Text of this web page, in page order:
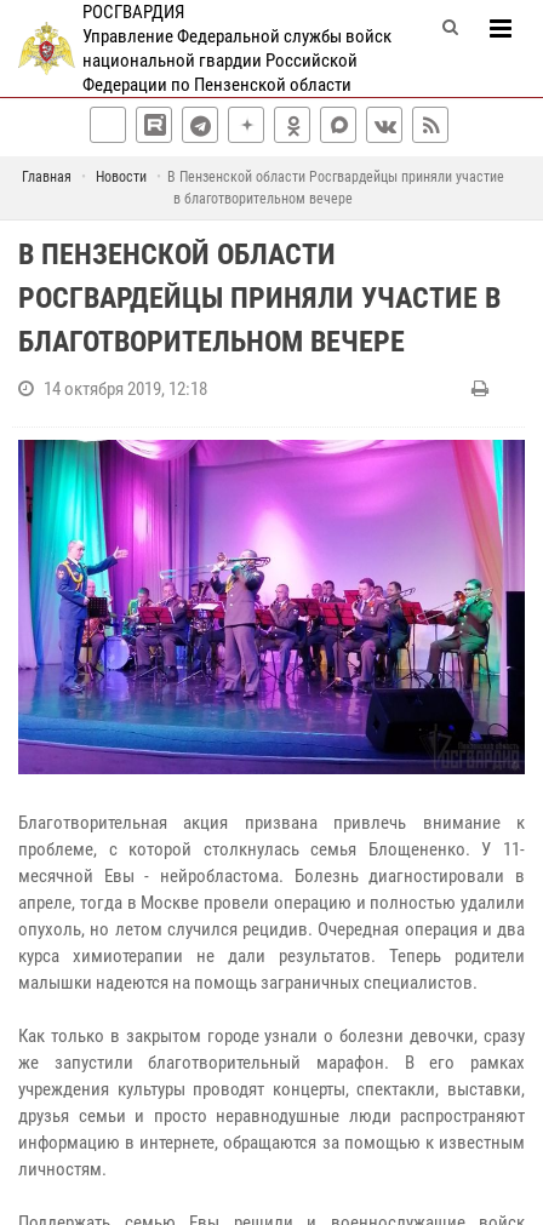
РОСГВАРДИЯ
Управление Федеральной службы войск
национальной гвардии Российской
Федерации по Пензенской области
Главная Новости
В Пензенской области Росгвардейцы приняли участие
в благотворительном вечере
В ПЕНЗЕНСКОЙ ОБЛАСТИ
РОСГВАРДЕЙЦЫ ПРИНЯЛИ УЧАСТИЕ В
БЛАГОТВОРИТЕЛЬНОМ ВЕЧЕРЕ
14 октября 2019, 12:18
Благотворительная акция призвана привлечь внимание к
проблеме, с которой столкнулась семья Блощененко. У 11-
месячной Евы - нейробластома. Болезнь диагностировали в
апреле, тогда в Москве провели операцию и полностью удалили
опухоль, но летом случился рецидив. Очередная операция и два
курса химиотерапии не дали результатов. Теперь родители
малышки надеются на помощь заграничных специалистов.
Как только в закрытом городе узнали о болезни девочки, сразу
же запустили благотворительный марафон. В его рамках
учреждения культуры проводят концерты, спектакли, выставки,
друзья семьи и просто неравнодушные люди распространяют
информацию в интернете, обращаются за помощью к известным
личностям.